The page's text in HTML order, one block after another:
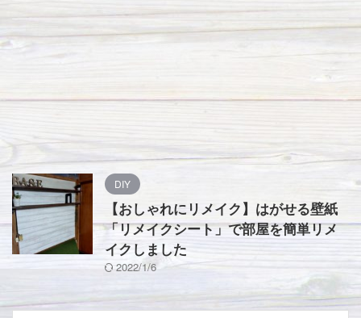
DIY
【おしゃれにリメイク】はがせる壁紙
「リメイクシート」で部屋を簡単リメ
イクしました
2022/1/6